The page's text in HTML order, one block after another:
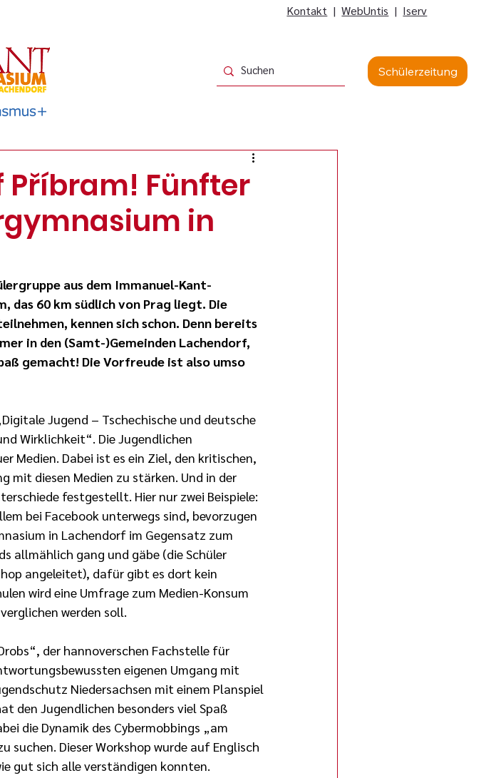
Kontakt |WebUntis | Iserv
Schülerzeitung
Příbram! Fünfter
in
aus dem Immanuel-Kant-
das 60 km südlich von Prag liegt. Die
kennen sich schon. Denn bereits
in den (Samt-)Gemeinden Lachendorf,
gemacht! Die Vorfreude ist also umso
Jugend – Tschechische und deutsche
Wirklichkeit“. Die Jugendlichen
Medien. Dabei ist es ein Ziel, den kritischen,
diesen Medien zu stärken. Und in der
festgestellt. Hier nur zwei Beispiele:
bei Facebook unterwegs sind, bevorzugen
in Lachendorf im Gegensatz zum
allmählich gang und gäbe (die Schüler
angeleitet), dafür gibt es dort kein
wird eine Umfrage zum Medien-Konsum
werden soll.
der hannoverschen Fachstelle für
eigenen Umgang mit
Niedersachsen mit einem Planspiel
den Jugendlichen besonders viel Spaß
die Dynamik des Cybermobbings „am
suchen. Dieser Workshop wurde auf Englisch
gut sich alle verständigen konnten.